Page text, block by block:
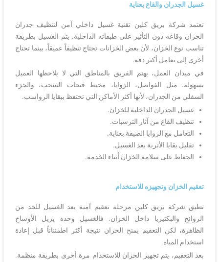
غسيل الجدران والقاع بعناية
تعتمد شركة بريق كلين تقنية غسيل داخلي آمن لتنظيف جدران
الخزان وقاعه دون التأثير على طبقاته الداخلية. يتم الغسيل بطريقة
تناسب نوع الخزان، لأن بعض الخزانات تحتاج تنظيفاً عميقاً، بينما تحتاج
أخرى إلى تعامل أكثر دقة.
في ميدان العمل، يهتم الفريق بالمناطق التي لا يلاحظها العميل
بسهولة. مثل الفواصل، الزوايا، محيط فتحات السحب، والجزء
السفلي من الجدران، لأنها أكثر الأماكن التي تحتفظ ببقايا الرواسب.
غسيل الجدران الداخلية للخزان.
تنظيف القاع من آثار الترسبات.
التعامل مع الزوايا الضيقة بعناية.
تقليل بقايا الأتربة بعد الغسيل.
الحفاظ على سلامة الخزان أثناء الخدمة.
تعقيم الخزان وتجهيزه للاستخدام
تطبق شركة بريق كلين مرحلة تعقيم آمنة بعد الغسيل للحد من
الروائح والبكتيريا داخل الخزان. فالغسيل وحده يزيل الأوساخ
الظاهرة، لكن التعقيم يمنح الخزان نتيجة أكثر اطمئناناً قبل إعادة
استخدام المياه.
بعد التعقيم، يتم تجهيز الخزان للاستخدام مرة أخرى بطريقة منظمة.